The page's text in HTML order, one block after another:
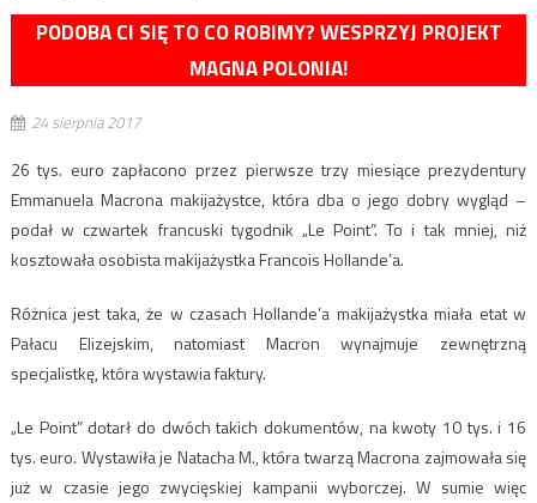
PODOBA CI SIĘ TO CO ROBIMY? WESPRZYJ PROJEKT
MAGNA POLONIA!
24 sierpnia 2017
26 tys. euro zapłacono przez pierwsze trzy miesiące prezydentury
Emmanuela Macrona makijażystce, która dba o jego dobry wygląd –
podał w czwartek francuski tygodnik „Le Point”. To i tak mniej, niż
kosztowała osobista makijażystka Francois Hollande’a.
Różnica jest taka, że w czasach Hollande’a makijażystka miała etat w
Pałacu Elizejskim, natomiast Macron wynajmuje zewnętrzną
specjalistkę, która wystawia faktury.
„Le Point” dotarł do dwóch takich dokumentów, na kwoty 10 tys. i 16
tys. euro. Wystawiła je Natacha M., która twarzą Macrona zajmowała się
już w czasie jego zwycięskiej kampanii wyborczej. W sumie więc